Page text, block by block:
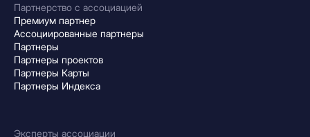
Партнерство с ассоциацией
Премиум партнер
Ассоциированные партнеры
Партнеры
Партнеры проектов
Партнеры Карты
Партнеры Индекса
Эксперты ассоциации